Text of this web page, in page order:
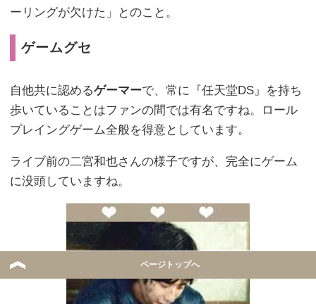
ーリングが欠けた」とのこと。
ゲームグセ
自他共に認めるゲーマーで、常に『任天堂DS』を持ち
歩いていることはファンの間では有名ですね。ロール
プレイングゲーム全般を得意としています。
ライブ前の二宮和也さんの様子ですが、完全にゲーム
に没頭していますね。
ページトップへ